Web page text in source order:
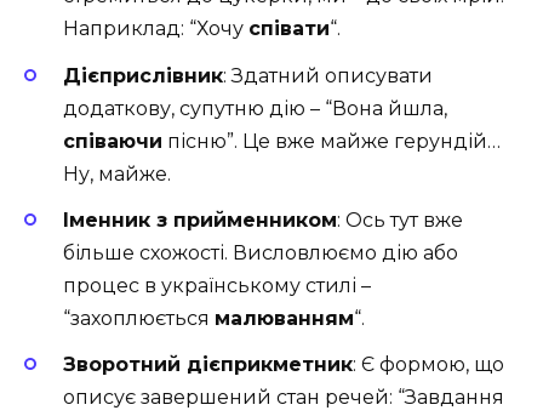
Наприклад: “Хочу співати“.
Дієприслівник: Здатний описувати
додаткову, супутню дію – “Вона йшла,
співаючи пісню”. Це вже майже герундій…
Ну, майже.
Іменник з прийменником: Ось тут вже
більше схожості. Висловлюємо дію або
процес в українському стилі –
“захоплюється малюванням“.
Зворотний дієприкметник: Є формою, що
описує завершений стан речей: “Завдання